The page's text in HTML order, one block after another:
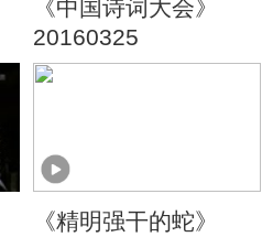
《中国诗词大会》
20160325
《精明强干的蛇》